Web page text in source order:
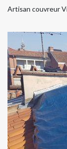
Artisan couvreur